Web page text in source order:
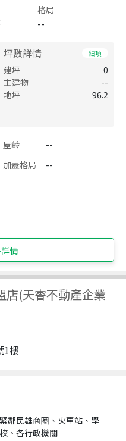
格局
--
坪數詳情 細項
建坪
0
主建物
--
地坪
96.2
屋齡
--
加蓋格局
--
情
店(天睿不動產企業
1樓
緊鄰民雄商圈、火車站、學
校、各行政機關